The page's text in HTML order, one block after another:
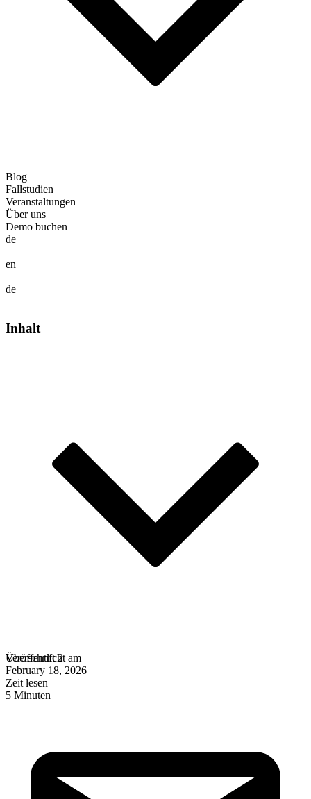
Blog
Fallstudien
Veranstaltungen
Über uns
Demo buchen
de
en
de
Inhalt
Überschrift 2
Veröffentlicht am
February 18, 2026
Zeit lesen
5 Minuten